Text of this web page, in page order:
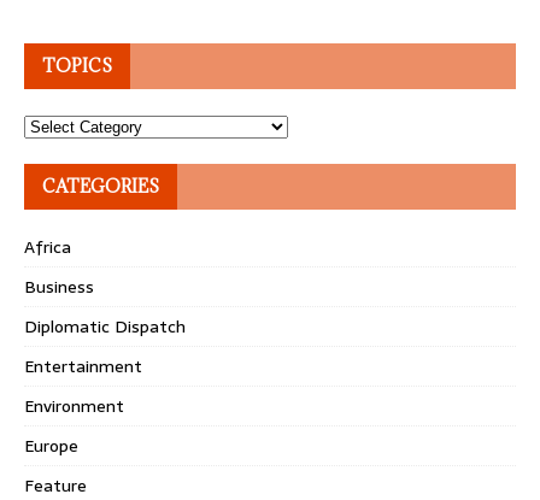
TOPICS
Topics
CATEGORIES
Africa
Business
Diplomatic Dispatch
Entertainment
Environment
Europe
Feature